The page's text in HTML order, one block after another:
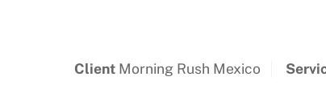
Client Morning Rush Mexico